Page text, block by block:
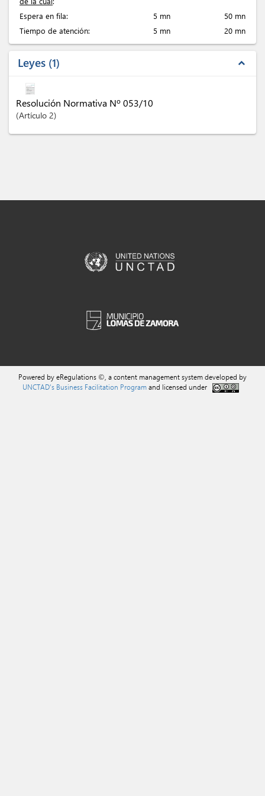
Espera en fila:
5 mn
50 mn
Tiempo de atención:
5 mn 20 mn
Leyes 1 expand_less
Resolución Normativa Nº 053/10
Artículo 2
Powered by eRegulations ©, a content management system developed by
UNCTAD's Business Facilitation Programand licensed under